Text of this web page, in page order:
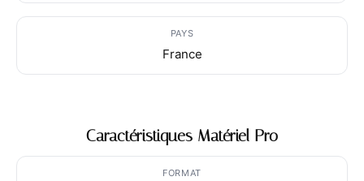
PAYS
France
Caractéristiques Matériel Pro
FORMAT